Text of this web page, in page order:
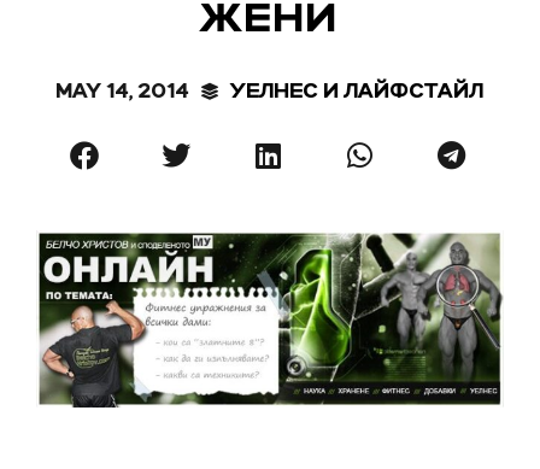
ЖЕНИ
MAY 14, 2014 УЕЛНЕС И ЛАЙФСТАЙЛ